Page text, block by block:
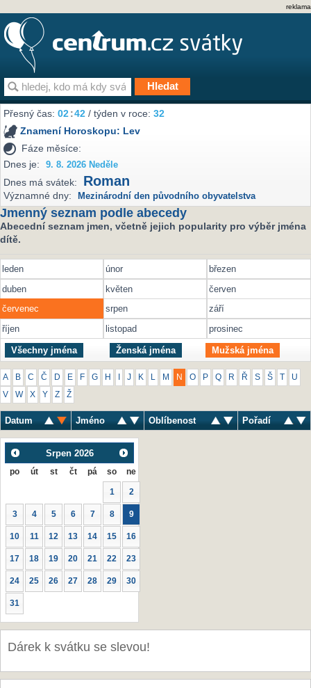
reklama
Přesný čas:02 42 / týden v roce:32
Znamení Horoskopu: Lev
Fáze měsíce:
Dnes je:
9. 8. 2026 Neděle
Dnes má svátek: Roman
Významné dny: Mezinárodní den původního obyvatelstva
Jmenný seznam podle abecedy
Abecední seznam jmen, včetně jejich popularity pro výběr jména
dítě.
leden únor
březen
duben
květen
červen
červenec
srpen
září
říjen
listopad prosinec
Všechny jména Ženská jména Mužská jména
A B C Č D E F G H J K M N O P Q R Ř S Š U
V W X Y Z Ž
Datum Jméno Oblíbenost Pořadí
Srpen 2026
po út st čt pá so ne
1 2
3 4 5 6 7 8 9
10 11 12 13 14 15 16
17 18 19 20 21 22 23
24 25 26 27 28 29 30
31
Dárek k svátku se slevou!